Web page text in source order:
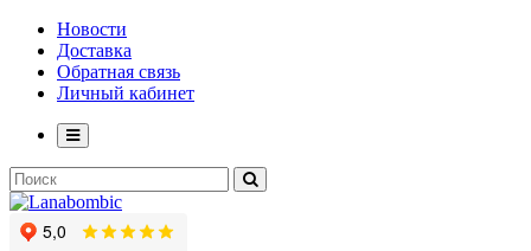
Новости
Доставка
Обратная связь
Личный кабинет